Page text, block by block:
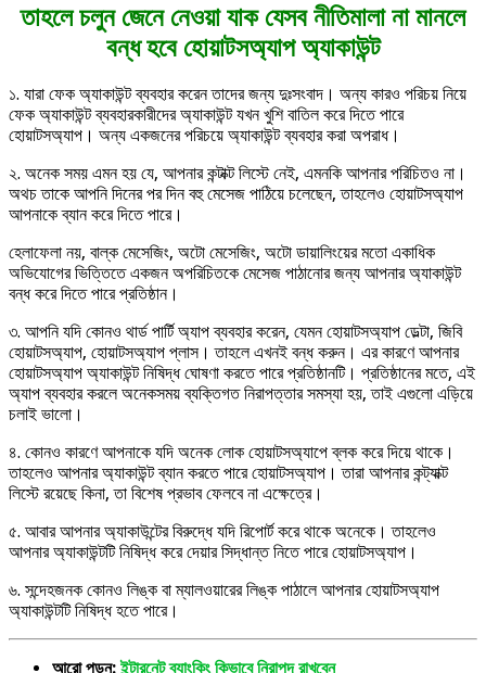
তাহলে চলুন জেনে নেওয়া যাক যেসব নীতিমালা না মানলে
বন্ধ হবে হোয়াটসঅ্যাপ অ্যাকাউন্ট
১. যারা ফেক অ্যাকাউন্ট ব্যবহার করেন তাদের জন্য দুঃসংবাদ। অন্য কারও পরিচয় নিয়ে
ফেক অ্যাকাউন্ট ব্যবহারকারীদের অ্যাকাউন্ট যখন খুশি বাতিল করে দিতে পারে
হোয়াটসঅ্যাপ। অন্য একজনের পরিচয়ে অ্যাকাউন্ট ব্যবহার করা অপরাধ।
২. অনেক সময় এমন হয় যে, আপনার কন্টাক্ট লিস্টে নেই, এমনকি আপনার পরিচিতও না।
অথচ তাকে আপনি দিনের পর দিন বহু মেসেজ পাঠিয়ে চলেছেন, তাহলেও হোয়াটসঅ্যাপ
আপনাকে ব্যান করে দিতে পারে।
হেলাফেলা নয়, বাল্ক মেসেজিং, অটো মেসেজিং, অটো ডায়ালিংয়ের মতো একাধিক
অভিযোগের ভিত্তিতে একজন অপরিচিতকে মেসেজ পাঠানোর জন্য আপনার অ্যাকাউন্ট
বন্ধ করে দিতে পারে প্রতিষ্ঠান।
৩. আপনি যদি কোনও থার্ড পার্টি অ্যাপ ব্যবহার করেন, যেমন হোয়াটসঅ্যাপ ডেল্টা, জিবি
হোয়াটসঅ্যাপ, হোয়াটসঅ্যাপ প্লাস। তাহলে এখনই বন্ধ করুন। এর কারণে আপনার
হোয়াটসঅ্যাপ অ্যাকাউন্ট নিষিদ্ধ ঘোষণা করতে পারে প্রতিষ্ঠানটি। প্রতিষ্ঠানের মতে, এই
অ্যাপ ব্যবহার করলে অনেকসময় ব্যক্তিগত নিরাপত্তার সমস্যা হয়, তাই এগুলো এড়িয়ে
চলাই ভালো।
৪. কোনও কারণে আপনাকে যদি অনেক লোক হোয়াটসঅ্যাপে ব্লক করে দিয়ে থাকে।
তাহলেও আপনার অ্যাকাউন্ট ব্যান করতে পারে হোয়াটসঅ্যাপ। তারা আপনার কন্ট্যাক্ট
লিস্টে রয়েছে কিনা, তা বিশেষ প্রভাব ফেলবে না এক্ষেত্রে।
৫. আবার আপনার অ্যাকাউন্টের বিরুদ্ধে যদি রিপোর্ট করে থাকে অনেকে। তাহলেও
আপনার অ্যাকাউন্টটি নিষিদ্ধ করে দেয়ার সিদ্ধান্ত নিতে পারে হোয়াটসঅ্যাপ।
৬. সন্দেহজনক কোনও লিঙ্ক বা ম্যালওয়ারের লিঙ্ক পাঠালে আপনার হোয়াটসঅ্যাপ
অ্যাকাউন্টটি নিষিদ্ধ হতে পারে।
আরো পড়ুন:ইন্টারনেট ব্যাংকিং কিভাবে নিরাপদ রাখবেন